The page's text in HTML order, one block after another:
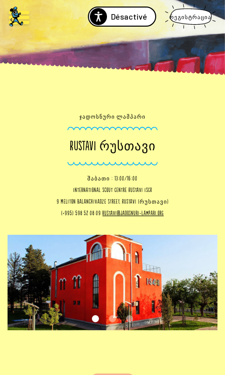
Désactivé რეგისტრაცია
ჯადოსნური ლამპარი
RUSTAVI ᲠᲣᲡᲗᲐᲕᲘ
შაბათი : 13:00/16:00
International Scout Centre Rustavi ISCR
9 Meliton Balanchivadze Street, Rustavi (რუსთავი)
(+995) 598 52 08 09 rustavi@jadosnuri-lampari.org